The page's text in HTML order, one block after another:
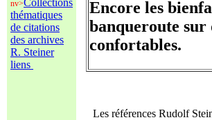
nv>Collections
thématiques
de citations
des archives
R. Steiner
liens
Encore les
banqueroute sur
confortables.
Les références Rudolf